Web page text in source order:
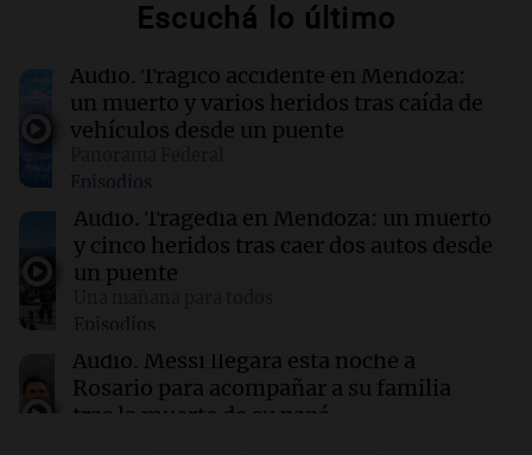
Deportes
caída con Tigre en el Torneo Clausura
14:36 Mundo
italianos tras sanciones de Italia
14:23 Una mañana para todos
Voluntarios limpiaron 9.000 metros del río
por jornada
Escuchá lo último
Audio. Trágico accidente en Mendoza:
un muerto y varios heridos tras caída de
vehículos desde un puente
Episodios
Audio. Tragedia en Mendoza: un muerto
y cinco heridos tras caer dos autos desde
un puente
Episodios
Audio. Messi llegará esta noche a
Rosario para acompañar a su familia
tras la muerte de su papá